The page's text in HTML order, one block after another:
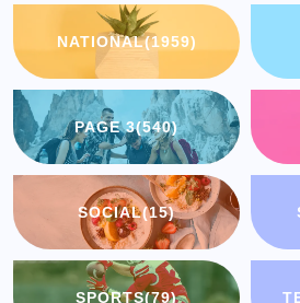
NATIONAL(1959)
PAGE 3(540)
SOCIAL(15)
SPORTS(79)